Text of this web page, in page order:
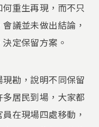
重生再現，而不只
議並未做出結論，
定保留方案。
勘，說明不同保留
居民到場，大家都
在現場四處移動，